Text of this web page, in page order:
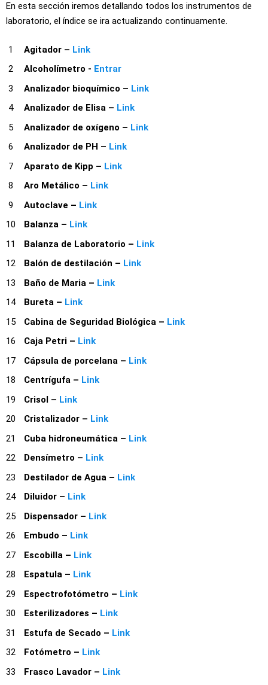
En esta sección iremos detallando todos los instrumentos de
laboratorio, el índice se ira actualizando continuamente.
Agitador – Link
Alcoholímetro - Entrar
Analizador bioquímico – Link
Analizador de Elisa – Link
Analizador de oxígeno – Link
Analizador de PH – Link
Aparato de Kipp – Link
Aro Metálico – Link
Autoclave – Link
Balanza – Link
Balanza de Laboratorio – Link
Balón de destilación – Link
Baño de Maria – Link
Bureta – Link
Cabina de Seguridad Biológica – Link
Caja Petri – Link
Cápsula de porcelana – Link
Centrígufa – Link
Crisol – Link
Cristalizador – Link
Cuba hidroneumática – Link
Densímetro – Link
Destilador de Agua – Link
Diluidor – Link
Dispensador – Link
Embudo – Link
Escobilla – Link
Espatula – Link
Espectrofotómetro – Link
Esterilizadores – Link
Estufa de Secado – Link
Fotómetro – Link
Frasco Lavador – Link